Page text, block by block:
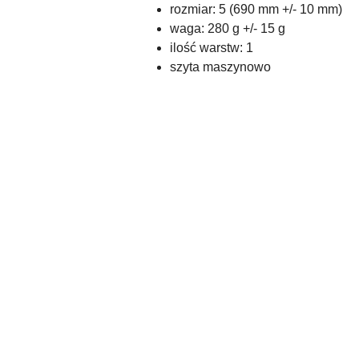
rozmiar: 5 (690 mm +/- 10 mm)
waga: 280 g +/- 15 g
ilość warstw: 1
szyta maszynowo